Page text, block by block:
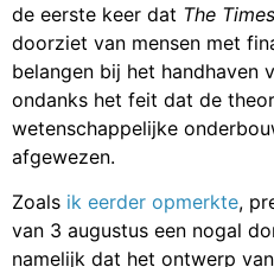
de eerste keer dat The Times
doorziet van mensen met
belangen bij het handhaven
ondanks het feit dat de
wetenschappelijke
afgewezen.
Zoals ik eerder opmerkte,
van 3 augustus een nogal
namelijk dat het ontwerp